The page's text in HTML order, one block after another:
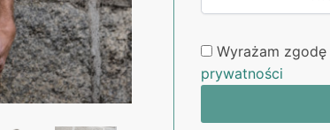
Wyrażam zgodę
prywatności